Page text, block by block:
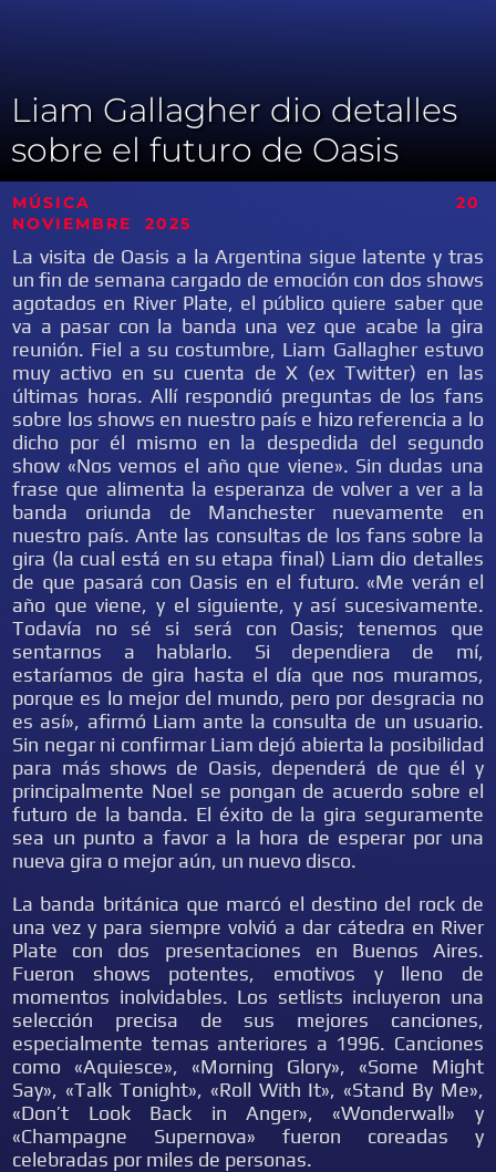
Liam Gallagher dio detalles
sobre el futuro de Oasis
MÚSICA 20
NOVIEMBRE
2025
La visita de Oasis a la Argentina sigue latente y tras
un fin de semana cargado de emoción con dos shows
agotados en River Plate, el público quiere saber que
va a pasar con la banda una vez que acabe la gira
reunión. Fiel a su costumbre, Liam Gallagher estuvo
muy activo en su cuenta de X (ex Twitter) en las
últimas horas. Allí respondió preguntas de los fans
sobre los shows en nuestro país e hizo referencia a lo
dicho por él mismo en la despedida del segundo
show «Nos vemos el año que viene». Sin dudas una
frase que alimenta la esperanza de volver a ver a la
banda oriunda de Manchester nuevamente en
nuestro país. Ante las consultas de los fans sobre la
gira (la cual está en su etapa final) Liam dio detalles
de que pasará con Oasis en el futuro. «Me verán el
año que viene, y el siguiente, y así sucesivamente.
Todavía no sé si será con Oasis; tenemos que
sentarnos a hablarlo. Si dependiera de mí,
estaríamos de gira hasta el día que nos muramos,
porque es lo mejor del mundo, pero por desgracia no
es así», afirmó Liam ante la consulta de un usuario.
Sin negar ni confirmar Liam dejó abierta la posibilidad
para más shows de Oasis, dependerá de que él y
principalmente Noel se pongan de acuerdo sobre el
futuro de la banda. El éxito de la gira seguramente
sea un punto a favor a la hora de esperar por una
nueva gira o mejor aún, un nuevo disco.
La banda británica que marcó el destino del rock de
una vez y para siempre volvió a dar cátedra en River
Plate con dos presentaciones en Buenos Aires.
Fueron shows potentes, emotivos y lleno de
momentos inolvidables. Los setlists incluyeron una
selección precisa de sus mejores canciones,
especialmente temas anteriores a 1996. Canciones
como «Aquiesce», «Morning Glory», «Some Might
Say», «Talk Tonight», «Roll With It», «Stand By Me»,
«Don’t Look Back in Anger», «Wonderwall» y
«Champagne Supernova» fueron coreadas y
celebradas por miles de personas.